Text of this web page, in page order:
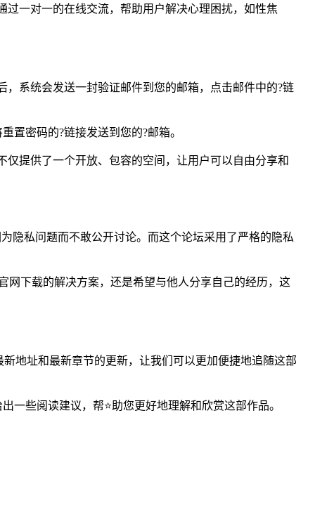
过一对一的在线交流，帮助用户解决心理困扰，如性焦
，系统会发送一封验证邮件到您的邮箱，点击邮件中的?链
置密码的?链接发送到您的?邮箱。
提供了一个开放、包容的空间，让用户可以自由分享和
隐私问题而不敢公开讨论。而这个论坛采用了严格的隐私
网下载的解决方案，还是希望与他人分享自己的经历，这
地址和最新章节的更新，让我们可以更加便捷地追随这部
些阅读建议，帮⭐助您更好地理解和欣赏这部作品。